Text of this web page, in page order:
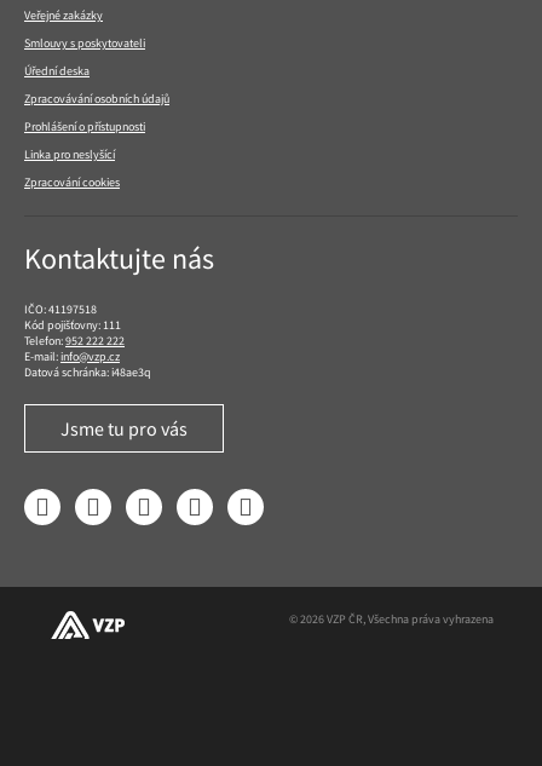
Veřejné zakázky
Smlouvy s poskytovateli
Úřední deska
Zpracovávání osobních údajů
Prohlášení o přístupnosti
Linka pro neslyšící
Zpracování cookies
Kontaktujte nás
IČO: 41197518
Kód pojišťovny: 111
Telefon:952 222 222
E-mail:info@vzp.cz
Datová schránka: i48ae3q
Jsme tu pro vás
FacebookLinkedIn YouTube InstagramTwitter
© 2026 VZP ČR, Všechna práva vyhrazena